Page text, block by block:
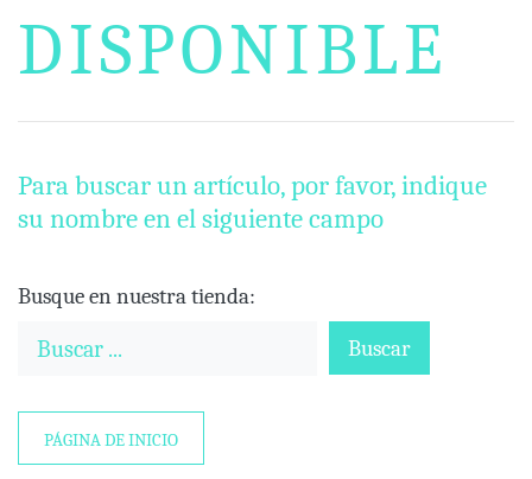
DISPONIBLE
Para buscar un artículo, por favor, indique
su nombre en el siguiente campo
Busque en nuestra tienda:
Buscar
PÁGINA DE INICIO